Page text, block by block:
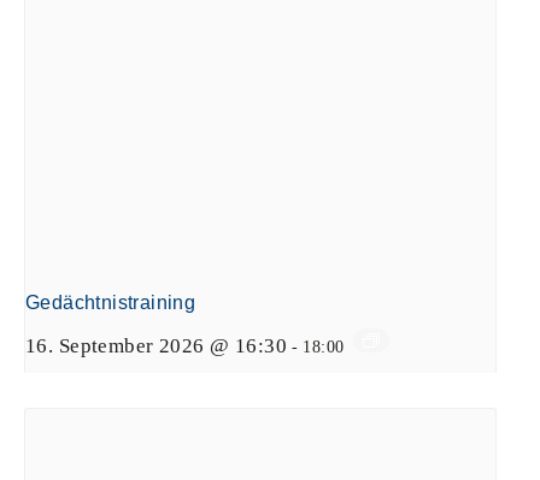
Gedächtnistraining
16. September 2026 @ 16:30 - 18:00